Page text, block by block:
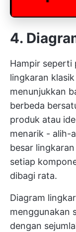
4.
Hampir seperti
lingkaran
menunjukkan
berbeda
produk atau
menarik - alih-
besar
setiap
dibagi rata.
Diagram
menggunakan
dengan